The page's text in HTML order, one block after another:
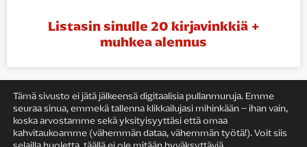
Listasin sinulle 20 kirjavinkkiä +
muhkea alennus
KIRJAILIJAN TYÖ
Tämä sivusto ei jätä jälkeensä digitaalisia pullanmuruja. Emme
seuraa sinua, emmekä tallenna klikkailujasi mihinkään – ihan vain,
koska arvostamme sekä yksityisyyttäsi että omaa
kahvitaukoamme (vähemmän dataa, vähemmän työtä!). Voit siis